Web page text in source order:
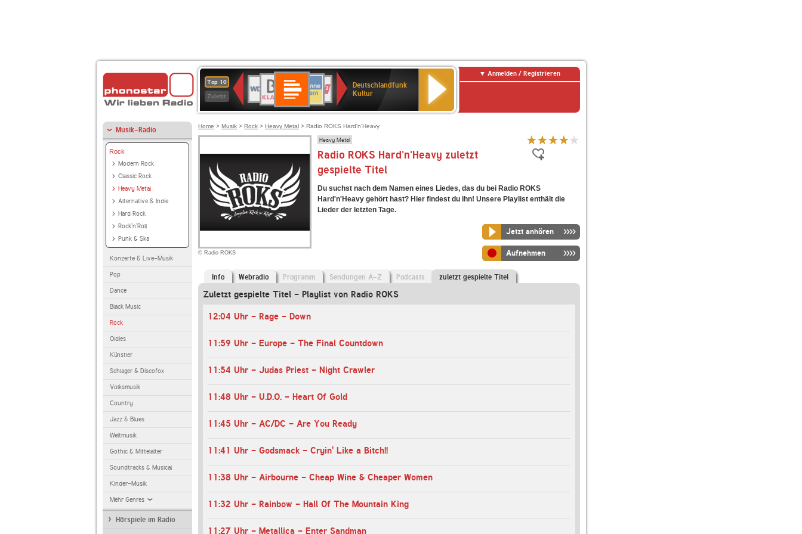
Top 10
Zuletzt
Deutschlandfunk
80er
90er
OLDIE
ANTENNE
SWR3
4
BR-
KLASSIK
Deutschlandfunk
Kultur
ANTENNE
BAYERN
SWR
Kultur
NDR
2
Deutschlandfunk
Kultur
Anmelden / Registrieren
Musik-Radio
Rock
Modern Rock
Classic Rock
Heavy Metal
Alternative & Indie
Hard Rock
Rock'n'Roll
Punk & Ska
Konzerte & Live-Musik
Pop
Dance
Black Music
Rock
Oldies
Künstler
Schlager & Discofox
Volksmusik
Country
Jazz & Blues
Weltmusik
Gothic & Mittelalter
Soundtracks & Musical
Kinder-Musik
Mehr Genres
Hörspiele im Radio
Home > Musik > Rock > Heavy Metal > Radio ROKS Hard'n'Heavy
© Radio ROKS
Heavy Metal
Radio ROKS Hard'n'Heavy zuletzt
gespielte Titel
Du suchst nach dem Namen eines Liedes, das du bei Radio ROKS
Hard'n'Heavy gehört hast? Hier findest du ihn! Unsere Playlist enthält die
Lieder der letzten Tage.
Jetzt anhören
Aufnehmen
Info Webradio Programm Sendungen A-Z Podcasts zuletzt gespielte Titel
Zuletzt gespielte Titel - Playlist von Radio ROKS
12:04 Uhr - Rage - Down
11:59 Uhr - Europe - The Final Countdown
11:54 Uhr - Judas Priest - Night Crawler
11:48 Uhr - U.D.O. - Heart Of Gold
11:45 Uhr - AC/DC - Are You Ready
11:41 Uhr - Godsmack - Cryin' Like a Bitch!!
11:38 Uhr - Airbourne - Cheap Wine & Cheaper Women
11:32 Uhr - Rainbow - Hall Of The Mountain King
11:27 Uhr - Metallica - Enter Sandman